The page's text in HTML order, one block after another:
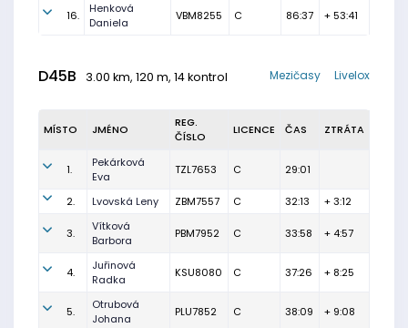
16.
Henková
Daniela
VBM8255 C 86:37 + 53:41
D45B 3.00 km, 120 m, 14 kontrol Livelox
Mezičasy
MÍSTO JMÉNO
REG.
ČÍSLO
LICENCE ČAS ZTRÁTA
1.
Pekárková
Eva
TZL7653 C 29:01
2. Lvovská Leny ZBM7557 C 32:13 + 3:12
3.
Vítková
Barbora
PBM7952 C 33:58 + 4:57
4.
Juřinová
Radka
KSU8080 C 37:26 + 8:25
5.
Otrubová
Johana
PLU7852 C 38:09 + 9:08